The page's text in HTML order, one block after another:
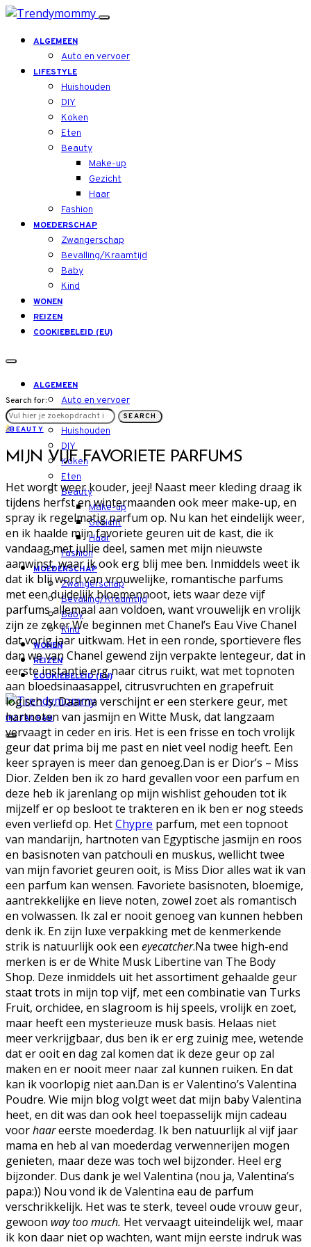
ALGEMEEN
Auto en vervoer
LIFESTYLE
Huishouden
DIY
Koken
Eten
Beauty
Make-up
Gezicht
Haar
Fashion
MOEDERSCHAP
Zwangerschap
Bevalling/Kraamtijd
Baby
Kind
WONEN
REIZEN
COOKIEBELEID (EU)
ALGEMEEN
Auto en vervoer
LIFESTYLE
Huishouden
DIY
Koken
Eten
Beauty
Make-up
Gezicht
Haar
Fashion
MOEDERSCHAP
Zwangerschap
Bevalling/Kraamtijd
Baby
Kind
WONEN
REIZEN
COOKIEBELEID (EU)
INSTAGRAM
Search for:
SEARCH
BBEAUTY
MIJN VIJF FAVORIETE PARFUMS
Het wordt weer kouder, jeej! Naast meer kleding draag ik
tijdens herfst en wintermaanden ook meer make-up, en
spray ik regelmatig parfum op. Nu kan het eindelijk weer,
en ik haalde mijn favoriete geuren uit de kast, die ik
vandaag met jullie deel, samen met mijn nieuwste
aanwinst, waar ik ook erg blij mee ben. Inmiddels weet ik
dat ik blij word van vrouwelijke, romantische parfums
met een duidelijk bloemennoot, iets waar deze vijf
parfums allemaal aan voldoen, want vrouwelijk en vrolijk
zijn ze zeker.We beginnen met Chanel’s Eau Vive Chanel
dat vorig jaar uitkwam. Het in een ronde, sportievere fles
dan we van Chanel gewend zijn verpakte lentegeur, dat in
eerste instantie erg naar citrus ruikt, wat met topnoten
aan bloedsinaasappel, citrusvruchten en grapefruit
logisch is. Daarna verschijnt er een sterkere geur, met
hartnoten van jasmijn en Witte Musk, dat langzaam
vervaagt in ceder en iris. Het is een frisse en toch vrolijk
geur dat prima bij me past en niet veel nodig heeft. Een
keer sprayen is meer dan genoeg.Dan is er Dior’s – Miss
Dior. Zelden ben ik zo hard gevallen voor een parfum en
deze heb ik jarenlang op mijn wishlist gehouden tot ik
mijzelf er op besloot te trakteren en ik ben er nog steeds
even verliefd op. HetChypre parfum, met een topnoot
van mandarijn, hartnoten van Egyptische jasmijn en roos
en basisnoten van patchouli en muskus, wellicht twee
van mijn favoriet geuren ooit, is Miss Dior alles wat ik van
een parfum kan wensen. Favoriete basisnoten, bloemige,
aantrekkelijke en lieve noten, zowel zoet als romantisch
en volwassen. Ik zal er nooit genoeg van kunnen hebben
denk ik. En zijn luxe verpakking met de kenmerkende
strik is natuurlijk ook een eyecatcher.Na twee high-end
merken is er de White Musk Libertine van The Body
Shop. Deze inmiddels uit het assortiment gehaalde geur
staat trots in mijn top vijf, met een combinatie van Turks
Fruit, orchidee, en slagroom is hij speels, vrolijk en zoet,
maar heeft een mysterieuze musk basis. Helaas niet
meer verkrijgbaar, dus ben ik er erg zuinig mee, wetende
dat er ooit en dag zal komen dat ik deze geur op zal
maken en er nooit meer naar zal kunnen ruiken. En dat
kan ik voorlopig niet aan.Dan is er Valentino’s Valentina
Poudre. Wie mijn blog volgt weet dat mijn baby Valentina
heet, en dit was dan ook heel toepasselijk mijn cadeau
voorhaareerste moederdag. Ik ben natuurlijk al vijf jaar
mama en heb al van moederdag verwennerijen mogen
genieten, maar deze was toch wel bijzonder. Heel erg
bijzonder. Dus dank je wel Valentina (nou ja, Valentina’s
papa:)) Nou vond ik de Valentina eau de parfum
verschrikkelijk. Het was te sterk, teveel oude vrouw geur,
gewoon way too much. Het vervaagt uiteindelijk wel, maar
ik kon daar niet op wachten, want mijn eerste indruk was